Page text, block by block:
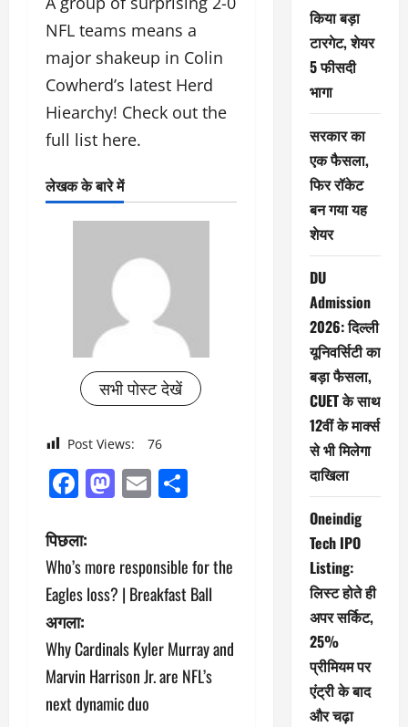
NFL teams means a
major shakeup in Colin
Cowherd’s latest Herd
Hiearchy! Check out the
full list here.
लेखक के बारे में
सभी पोस्ट देखें
Post Views: 76
Facebook
Mastodon
Email
पो
स्ट
ने
वि
गे
पिछला:
Who’s more responsible for the
Eagles loss? | Breakfast Ball
अगला:
Why Cardinals Kyler Murray and
Marvin Harrison Jr. are NFL’s
next dynamic duo
किया बड़ा
टारगेट, शेयर
5 फीसदी
भागा
सरकार का
एक फैसला,
फिर रॉकेट
बन गया यह
शेयर
DU
Admission
2026: दिल्ली
यूनिवर्सिटी का
बड़ा फैसला,
CUET के साथ
12वीं के मार्क्स
से भी मिलेगा
दाखिला
Oneindig
Tech IPO
Listing:
लिस्ट होते ही
अपर सर्किट,
25%
प्रीमियम पर
एंट्री के बाद
और चढ़ा